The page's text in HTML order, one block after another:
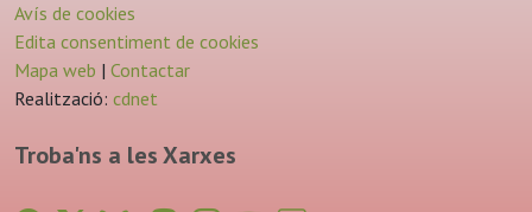
Avís de cookies
Edita consentiment de cookies
Mapa web | Contactar
Realització: cdnet
Troba'ns a les Xarxes